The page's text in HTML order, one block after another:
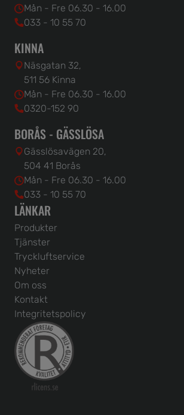
Mån - Fre 06.30 - 16.00
033 - 10 55 70
KINNA
Näsgatan 32,
511 56 Kinna
Mån - Fre 06.30 - 16.00
0320-152 90
BORÅS - GÄSSLÖSA
Gässlösavägen 20,
504 41 Borås
Mån - Fre 06.30 - 16.00
033 - 10 55 70
LÄNKAR
Produkter
Tjänster
Tryckluftservice
Nyheter
Om oss
Kontakt
Integritetspolicy